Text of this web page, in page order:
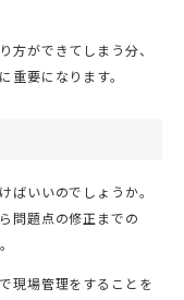
方ができてしまう分、
重要になります。
ばいいのでしょうか。
問題点の修正までの
現場管理をすることを